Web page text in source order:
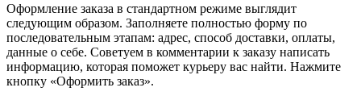
Оформление заказа в стандартном режиме выглядит
следующим образом. Заполняете полностью форму по
последовательным этапам: адрес, способ доставки, оплаты,
данные о себе. Советуем в комментарии к заказу написать
информацию, которая поможет курьеру вас найти. Нажмите
кнопку «Оформить заказ».